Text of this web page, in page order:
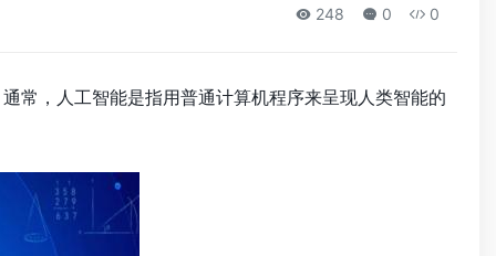
248 0 0
常，人工智能是指用普通计算机程序来呈现人类智能的